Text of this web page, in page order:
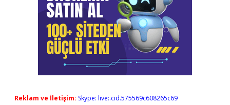
Reklam ve İletişim: Skype: live:.cid.575569c608265c69